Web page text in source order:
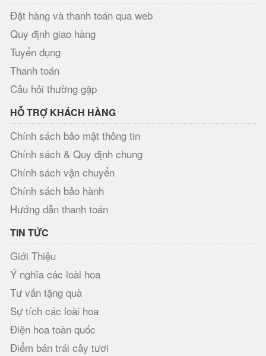
Đặt hàng và thanh toán qua web
Quy định giao hàng
Tuyển dụng
Thanh toán
Câu hỏi thường gặp
HỖ TRỢ KHÁCH HÀNG
Chính sách bảo mật thông tin
Chính sách & Quy định chung
Chính sách vận chuyển
Chính sách bảo hành
Hướng dẫn thanh toán
TIN TỨC
Giới Thiệu
Ý nghĩa các loài hoa
Tư vấn tặng quà
Sự tích các loài hoa
Điện hoa toàn quốc
Điểm bán trái cây tươi